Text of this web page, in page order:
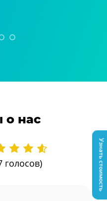
о нас
голосов) Узнать стоимость